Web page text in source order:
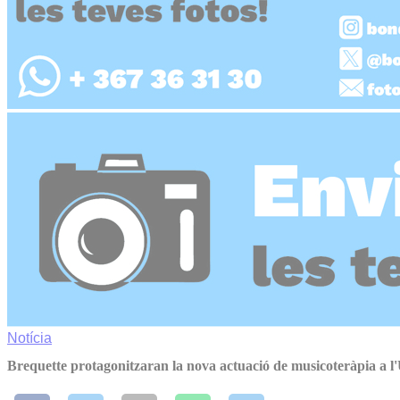
Notícia
Brequette protagonitzaran la nova actuació de musicoteràpia a